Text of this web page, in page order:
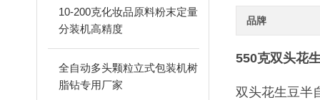
10-200克化妆品原料粉末定量
分装机高精度
全自动多头颗粒立式包装机树
脂钻专用厂家
品牌
550克双头花
双头花生豆半